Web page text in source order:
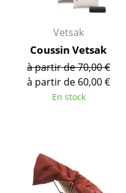
Chaises de conférence
Fauteuils de direction
Pièces détachées
... voir tous les sièges
Tables d’appoint
Tables basses
Vetsak
Coussin Vetsak
à partir de 70,00 €
à partir de 60,00 €
En stock